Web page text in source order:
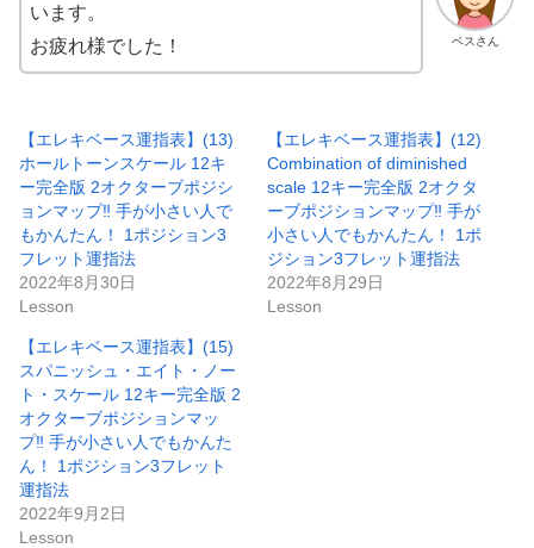
ベスさん
います。
お疲れ様でした！
【エレキベース運指表】(13)
ホールトーンスケール 12キ
ー完全版 2オクターブポジシ
ョンマップ‼︎ 手が小さい人で
もかんたん！ 1ポジション3
フレット運指法
2022年8月30日
Lesson
【エレキベース運指表】(12)
Combination of diminished
scale 12キー完全版 2オクタ
ーブポジションマップ‼︎ 手が
小さい人でもかんたん！ 1ポ
ジション3フレット運指法
2022年8月29日
Lesson
【エレキベース運指表】(15)
スパニッシュ・エイト・ノー
ト・スケール 12キー完全版 2
オクターブポジションマッ
プ‼︎ 手が小さい人でもかんた
ん！ 1ポジション3フレット
運指法
2022年9月2日
Lesson